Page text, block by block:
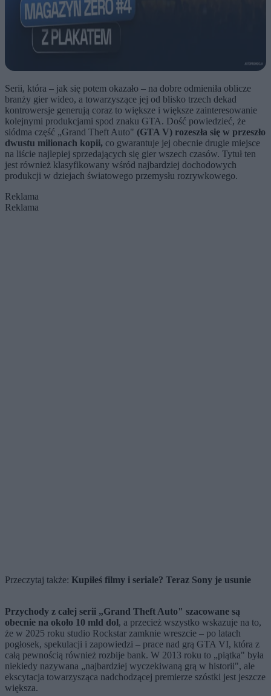
Serii, która – jak się potem okazało – na dobre odmieniła oblicze
branży gier wideo, a towarzyszące jej od blisko trzech dekad
kontrowersje generują coraz to większe i większe zainteresowanie
kolejnymi produkcjami spod znaku GTA. Dość powiedzieć, że
siódma część „Grand Theft Auto" (GTA V) rozeszła się w przeszło
dwustu milionach kopii, co gwarantuje jej obecnie drugie miejsce
na liście najlepiej sprzedających się gier wszech czasów. Tytuł ten
jest również klasyfikowany wśród najbardziej dochodowych
produkcji w dziejach światowego przemysłu rozrywkowego.
Reklama
Reklama
Przeczytaj także: Kupiłeś filmy i seriale? Teraz Sony je usunie
Przychody z całej serii „Grand Theft Auto" szacowane są
obecnie na około 10 mld dol, a przecież wszystko wskazuje na to,
że w 2025 roku studio Rockstar zamknie wreszcie – po latach
pogłosek, spekulacji i zapowiedzi – prace nad grą GTA VI, która z
całą pewnością również rozbije bank. W 2013 roku to „piątka" była
niekiedy nazywana „najbardziej wyczekiwaną grą w historii", ale
ekscytacja towarzysząca nadchodzącej premierze szóstki jest jeszcze
większa.